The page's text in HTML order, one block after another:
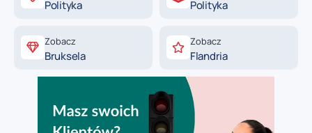
Polityka Polityka
Zobacz
Bruksela
Zobacz
Flandria